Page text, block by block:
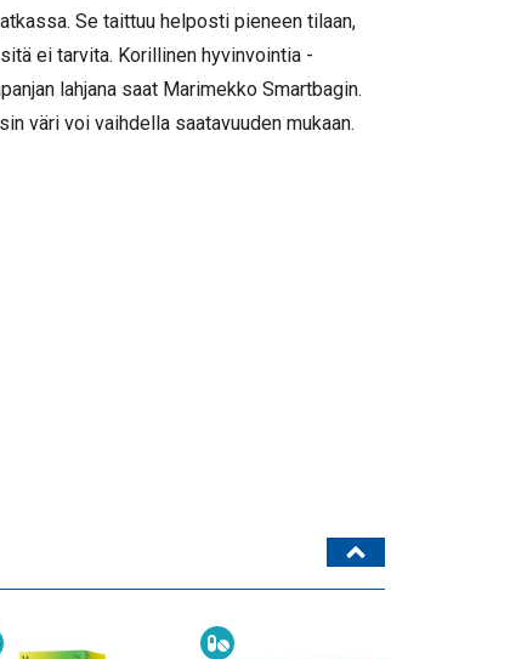
Se taittuu helposti pieneen tilaan,
ei tarvita. Korillinen hyvinvointia -
lahjana saat Marimekko Smartbagin.
väri voi vaihdella saatavuuden mukaan.
Ravintolisä